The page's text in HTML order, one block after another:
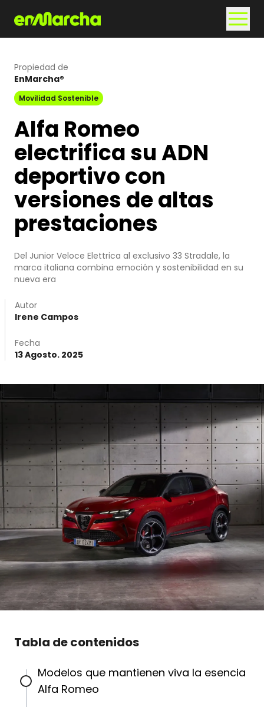
Propiedad de
EnMarcha®
Movilidad Sostenible
Alfa Romeo
electrifica su ADN
deportivo con
versiones de altas
prestaciones
Del Junior Veloce Elettrica al exclusivo 33 Stradale, la
marca italiana combina emoción y sostenibilidad en su
nueva era
Autor
Irene Campos
Fecha
13 Agosto. 2025
Tabla de contenidos
Modelos que mantienen viva la esencia
Alfa Romeo